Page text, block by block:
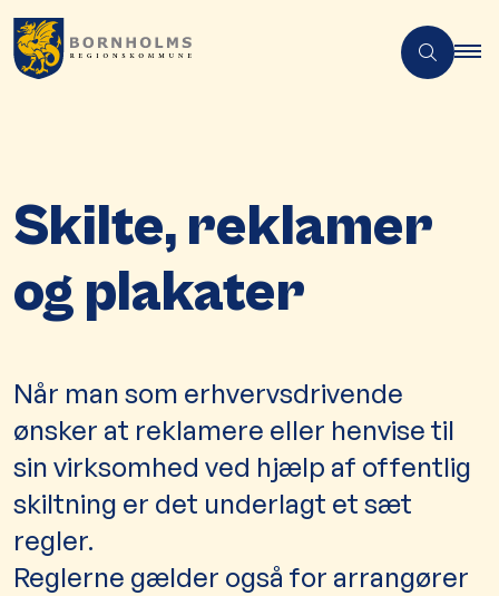
Skilte, reklamer
og plakater
​​​​​​​​​​​​​​​​​​​​​​​​​​​​​​​​​​​​​​​​​​​​​​​​Når man som erhvervsdrivende
ønsker at reklamere eller henvise til
sin virksomhed ved hjælp af offentlig
skiltning er det underlagt et sæt
regler.
Reglerne gælder også for arrangører